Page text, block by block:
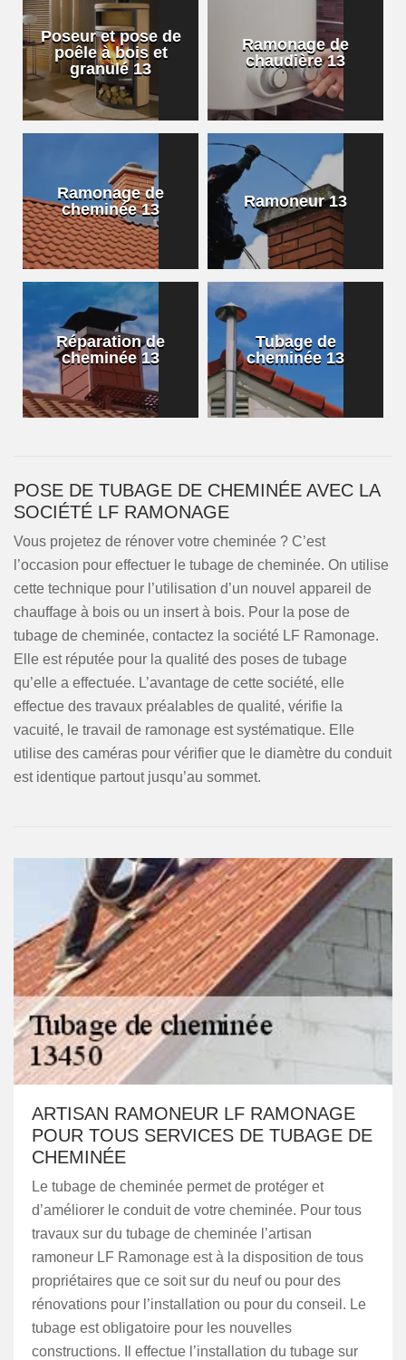
Poseur et pose de
poêle à bois et
granulé 13
Ramonage de
chaudière 13
Ramonage de
cheminée 13
Ramoneur 13
Réparation de
cheminée 13
Tubage de
cheminée 13
POSE DE TUBAGE DE CHEMINÉE AVEC LA
SOCIÉTÉ LF RAMONAGE
Vous projetez de rénover votre cheminée ? C’est
l’occasion pour effectuer le tubage de cheminée. On utilise
cette technique pour l’utilisation d’un nouvel appareil de
chauffage à bois ou un insert à bois. Pour la pose de
tubage de cheminée, contactez la société LF Ramonage.
Elle est réputée pour la qualité des poses de tubage
qu’elle a effectuée. L’avantage de cette société, elle
effectue des travaux préalables de qualité, vérifie la
vacuité, le travail de ramonage est systématique. Elle
utilise des caméras pour vérifier que le diamètre du conduit
est identique partout jusqu’au sommet.
ARTISAN RAMONEUR LF RAMONAGE
POUR TOUS SERVICES DE TUBAGE DE
CHEMINÉE
Le tubage de cheminée permet de protéger et
d’améliorer le conduit de votre cheminée. Pour tous
travaux sur du tubage de cheminée l’artisan
ramoneur LF Ramonage est à la disposition de tous
propriétaires que ce soit sur du neuf ou pour des
rénovations pour l’installation ou pour du conseil. Le
tubage est obligatoire pour les nouvelles
constructions. Il effectue l’installation du tubage sur